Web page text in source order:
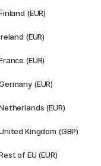
4 €
PC-3M Fine
(EUR)
(EUR)
(EUR)
(EUR)
(EUR)
Kingdom (GBP)
of EU (EUR)